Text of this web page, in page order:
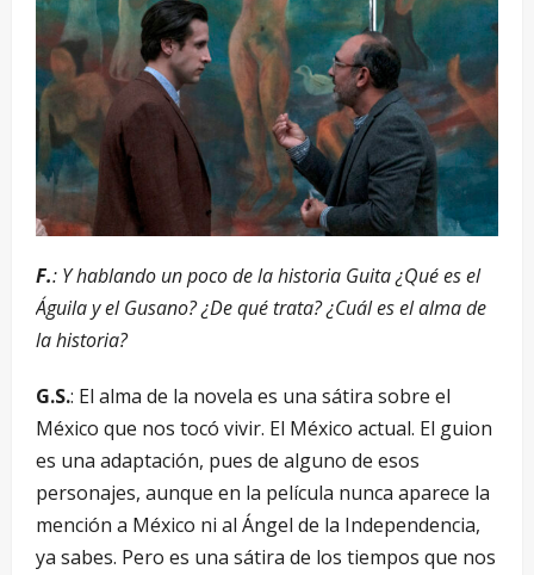
F.: Y hablando un poco de la historia Guita ¿Qué es el
Águila y el Gusano? ¿De qué trata? ¿Cuál es el alma de
la historia?
G.S.: El alma de la novela es una sátira sobre el
México que nos tocó vivir. El México actual. El guion
es una adaptación, pues de alguno de esos
personajes, aunque en la película nunca aparece la
mención a México ni al Ángel de la Independencia,
ya sabes. Pero es una sátira de los tiempos que nos